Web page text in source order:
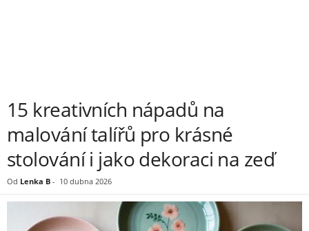
15 kreativních nápadů na
malování talířů pro krásné
stolování i jako dekoraci na zeď
Od Lenka B - 10 dubna 2026